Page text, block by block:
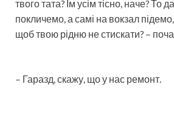
твого тата? Їм усім тісно, наче? То
покличемо, а самі на вокзал підемо,
щоб твою рідню не стискати? –
– Гаразд, скажу, що у нас ремонт.